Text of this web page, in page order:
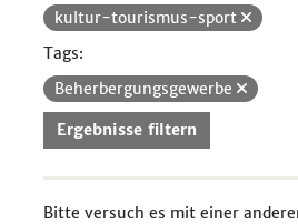
kultur-tourismus-sport
Tags:
Beherbergungsgewerbe
Ergebnisse filtern
Bitte versuch es mit einer